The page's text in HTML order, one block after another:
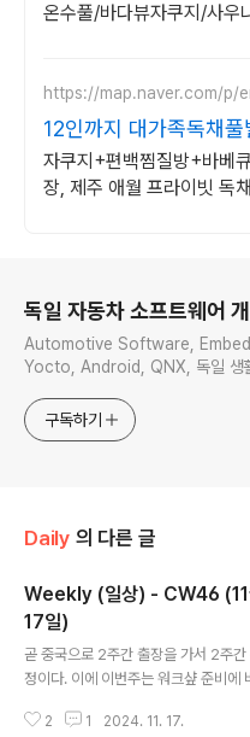
온수풀/바다뷰자쿠지/사우
https://map.naver.com/p/
12인까지 대가족독채풀
프라이빗 가족저택
자쿠지+편백찜질방+바베
장, 제주 애월 프라이빗 독
독일 자동차 소프트웨어
Automotive Software,
Yocto, Android, QNX, 독일 생
구독하기
Daily 의 다른 글
Weekly (일상) - CW46 (11
17일)
곧 중국으로 2주간 출장을 가서 2주간
정이다. 이에 이번주는 워크샾 준비에
는 각 개발 팀이 더 붙어서 발전시킬 예
2 1 2024. 11. 17.